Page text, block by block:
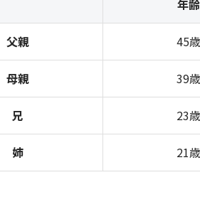
年齢
父親 45歳
母親 39歳
兄 23歳
姉 21歳